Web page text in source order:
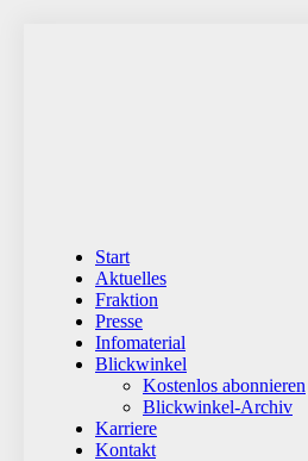
Start
Aktuelles
Fraktion
Presse
Infomaterial
Blickwinkel
Kostenlos abonnieren
Blickwinkel-Archiv
Karriere
Kontakt